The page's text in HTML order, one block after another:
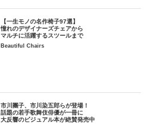
【一生モノの名作椅子97選】
憧れのデザイナーズチェアから
マルチに活躍するスツールまで
Beautiful Chairs
市川團子、市川染五郎らが登場！
話題の若手歌舞伎俳優が一冊に
大反響のビジュアル本が絶賛発売中